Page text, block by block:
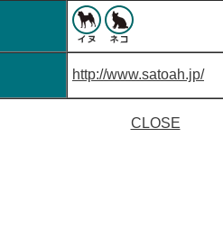
http://www.satoah.jp/
CLOSE